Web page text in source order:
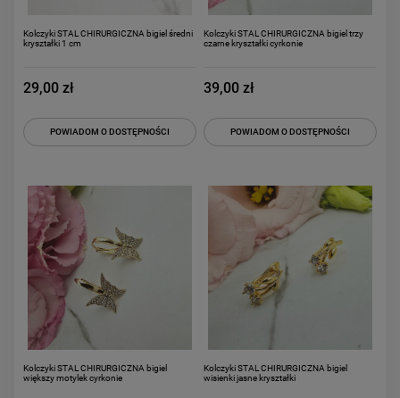
Kolczyki STAL CHIRURGICZNA bigiel średni
kryształki 1 cm
29,00 zł
POWIADOM O DOSTĘPNOŚCI
Kolczyki STAL CHIRURGICZNA bigiel trzy
czarne kryształki cyrkonie
39,00 zł
POWIADOM O DOSTĘPNOŚCI
Kolczyki STAL CHIRURGICZNA bigiel
większy motylek cyrkonie
Kolczyki STAL CHIRURGICZNA bigiel
wisienki jasne kryształki